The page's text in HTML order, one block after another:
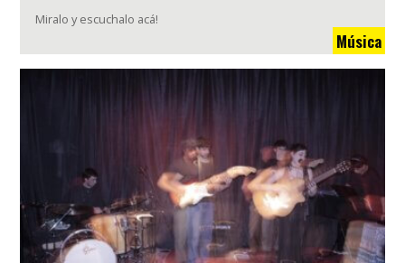
Miralo y escuchalo acá!
Música